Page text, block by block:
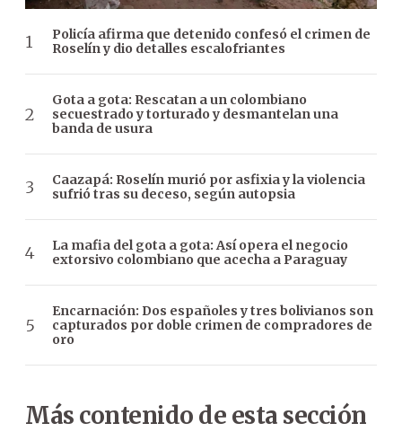
Policía afirma que detenido confesó el crimen de
Roselín y dio detalles escalofriantes
Gota a gota: Rescatan a un colombiano
secuestrado y torturado y desmantelan una
banda de usura
Caazapá: Roselín murió por asfixia y la violencia
sufrió tras su deceso, según autopsia
La mafia del gota a gota: Así opera el negocio
extorsivo colombiano que acecha a Paraguay
Encarnación: Dos españoles y tres bolivianos son
capturados por doble crimen de compradores de
oro
Más contenido de esta sección